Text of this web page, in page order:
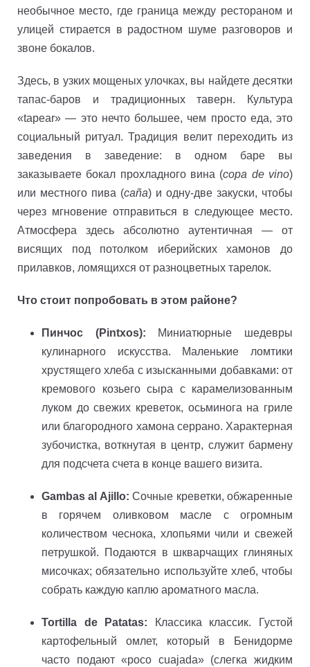
необычное место, где граница между рестораном и
улицей стирается в радостном шуме разговоров и
звоне бокалов.
Здесь, в узких мощеных улочках, вы найдете десятки
тапас-баров и традиционных таверн. Культура
«tapear» — это нечто большее, чем просто еда, это
социальный ритуал. Традиция велит переходить из
заведения в заведение: в одном баре вы
заказываете бокал прохладного вина (copa de vino)
или местного пива (caña) и одну-две закуски, чтобы
через мгновение отправиться в следующее место.
Атмосфера здесь абсолютно аутентичная — от
висящих под потолком иберийских хамонов до
прилавков, ломящихся от разноцветных тарелок.
Что стоит попробовать в этом районе?
Пинчос (Pintxos): Миниатюрные шедевры
кулинарного искусства. Маленькие ломтики
хрустящего хлеба с изысканными добавками: от
кремового козьего сыра с карамелизованным
луком до свежих креветок, осьминога на гриле
или благородного хамона серрано. Характерная
зубочистка, воткнутая в центр, служит бармену
для подсчета счета в конце вашего визита.
Gambas al Ajillo: Сочные креветки, обжаренные
в горячем оливковом масле с огромным
количеством чеснока, хлопьями чили и свежей
петрушкой. Подаются в шкварчащих глиняных
мисочках; обязательно используйте хлеб, чтобы
собрать каждую каплю ароматного масла.
Tortilla de Patatas: Классика классик. Густой
картофельный омлет, который в Бенидорме
часто подают «poco cuajada» (слегка жидким